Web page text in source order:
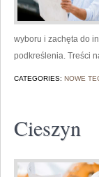
wyboru i zachęta do
podkreślenia. Treści
CATEGORIES: NOWE
Cieszyn